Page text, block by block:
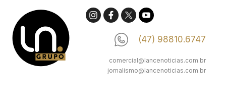
(47) 98810.6747
comercial@lancenoticias.com.br
jornalismo@lancenoticias.com.br